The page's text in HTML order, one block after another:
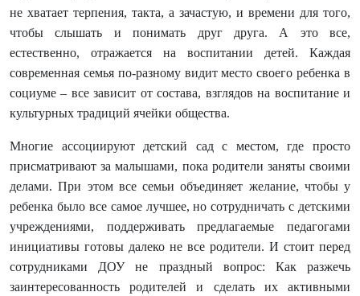
не хватает терпения, такта, а зачастую, и времени для того,
чтобы слышать и понимать друг друга. А это все,
естественно, отражается на воспитании детей. Каждая
современная семья по-разному видит место своего ребенка в
социуме – все зависит от состава, взглядов на воспитание и
культурных традиций ячейки общества.
Многие ассоциируют детский сад с местом, где просто
присматривают за малышами, пока родители заняты своими
делами. При этом все семьи объединяет желание, чтобы у
ребенка было все самое лучшее, но сотрудничать с детскими
учреждениями, поддерживать предлагаемые педагогами
инициативы готовы далеко не все родители. И стоит перед
сотрудниками ДОУ не праздный вопрос: Как разжечь
заинтересованность родителей и сделать их активными